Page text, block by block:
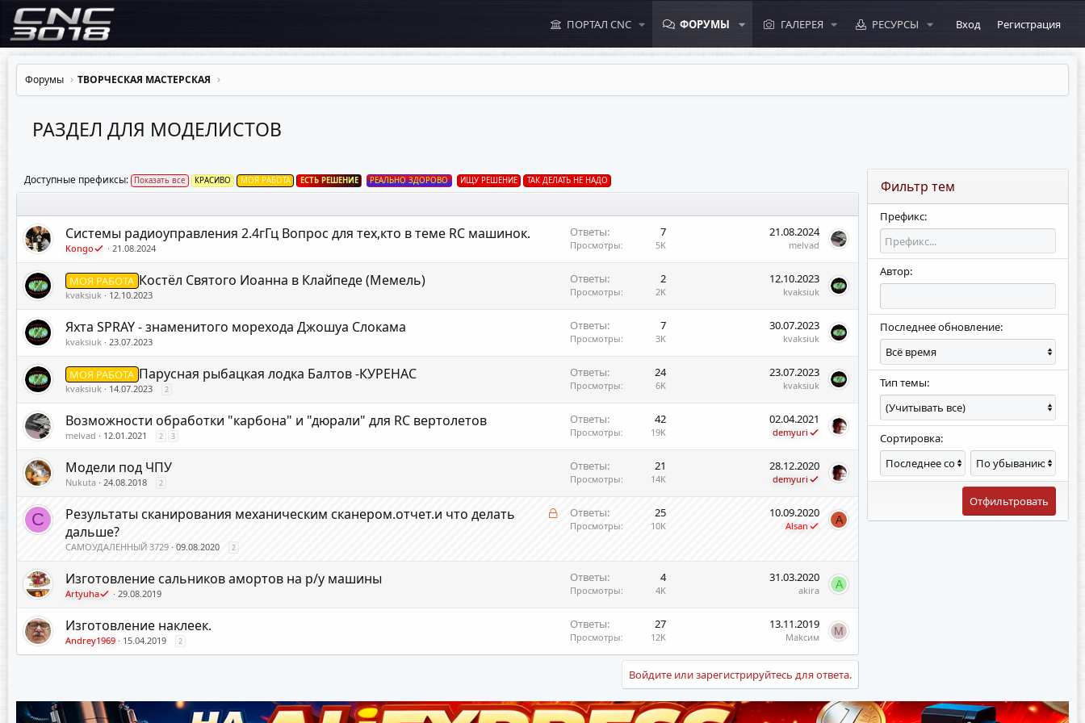
ПОРТАЛ CNC ФОРУМЫ ГАЛЕРЕЯ РЕСУРСЫ Вход Регистрация
Форумы ТВОРЧЕСКАЯ МАСТЕРСКАЯ
РАЗДЕЛ ДЛЯ МОДЕЛИСТОВ
Доступные префиксы: Показать все КРАСИВО МОЯ РАБОТА ЕСТЬ РЕШЕНИЕ РЕАЛЬНО ЗДОРОВО ИЩУ РЕШЕНИЕ ТАК ДЕЛАТЬ НЕ НАДО
Системы радиоуправления 2.4гГц Вопрос для тех,кто в теме RC машинок.
Kongo 21.08.2024
Ответы 7
Просмотры 5K
21.08.2024
melvad
МОЯ РАБОТА Костёл Святого Иоанна в Клайпеде (Мемель)
kvaksiuk 12.10.2023
Ответы 2
Просмотры 2K
12.10.2023
kvaksiuk
Яхта SPRAY - знаменитого морехода Джошуа Слокама
kvaksiuk 23.07.2023
Ответы 7
Просмотры 3K
30.07.2023
kvaksiuk
МОЯ РАБОТА Парусная рыбацкая лодка Балтов -КУРЕНАС
kvaksiuk 14.07.2023 2
Ответы 24
Просмотры 6K
23.07.2023
kvaksiuk
Возможности обработки "карбона" и "дюрали" для RC вертолетов
melvad 12.01.2021 2 3
Ответы 42
Просмотры 19K
02.04.2021
demyuri
Модели под ЧПУ
Nukuta 24.08.2018 2
Ответы 21
Просмотры 14K
28.12.2020
demyuri
С
З
Результаты сканирования механическим сканером.отчет.и что делать
дальше?
САМОУДАЛЕННЫЙ 3729 09.08.2020 2
Ответы 25
Просмотры 10K
10.09.2020
Alsan A
Изготовление сальников амортов на р/у машины
Artyuha 29.08.2019
Ответы 4
Просмотры 4K
31.03.2020
akira A
Изготовление наклеек.
Andrey1969 15.04.2019 2
Ответы 27
Просмотры 12K
13.11.2019
Makсим M
Войдите или зарегистрируйтесь для ответа.
Фильтр тем
Префикс:
Автор:
Последнее обновление:
Тип темы:
Сортировка:
П
о
р
Н
а
п
о
в
Отфильтровать